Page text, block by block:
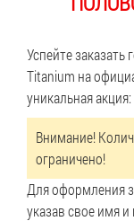
Успейте заказать
Titanium на
уникальная
Внимание!
ограничено!
Для оформления
указав свое имя